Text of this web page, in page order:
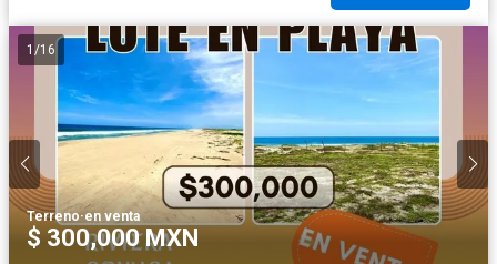
1 /16
Terreno·en venta
$ 300,000 MXN